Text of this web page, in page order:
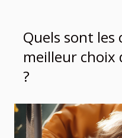
Quels sont
meilleur choix
?